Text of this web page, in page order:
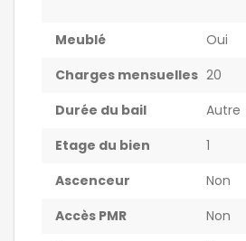
Meublé
Oui
Charges mensuelles 20
Durée du bail
Autre
Etage du bien
1
Ascenceur
Non
Accès PMR
Non